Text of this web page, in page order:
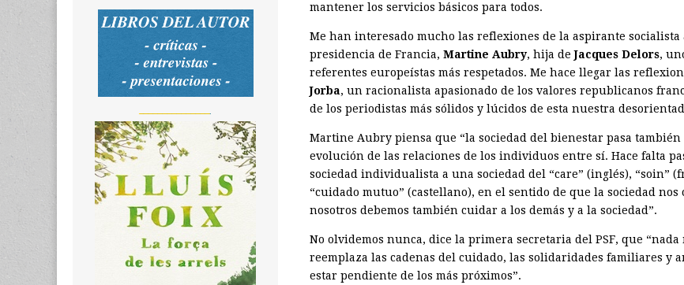
mantener los servicios básicos para todos.
Me han interesado mucho las reflexiones de la aspirante socialista
presidencia de Francia, Martine Aubry, hija deJacques Delors,
referentes europeístas más respetados. Me hace llegar las
Jorba, un racionalista apasionado de los valores republicanos
de los periodistas más sólidos y lúcidos de esta nuestra
Martine Aubry piensa que “la sociedad del bienestar pasa
evolución de las relaciones de los individuos entre sí. Hace falta
sociedad individualista a una sociedad del “care” (inglés), “soin”
“cuidado mutuo” (castellano), en el sentido de que la sociedad nos
nosotros debemos también cuidar a los demás y a la sociedad”.
No olvidemos nunca, dice la primera secretaria del PSF, que
reemplaza las cadenas del cuidado, las solidaridades familiares y
estar pendiente de los más próximos”.